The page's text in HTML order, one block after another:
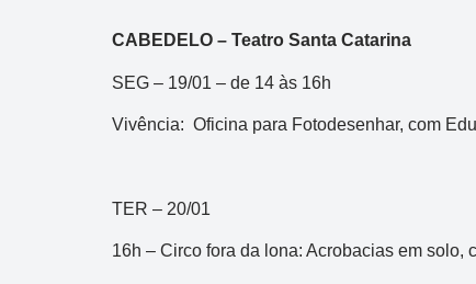
CABEDELO – Teatro Santa Catarina
SEG – 19/01 – de 14 às 16h
Vivência: Oficina para Fotodesenhar, com
TER – 20/01
16h – Circo fora da lona: Acrobacias em solo,